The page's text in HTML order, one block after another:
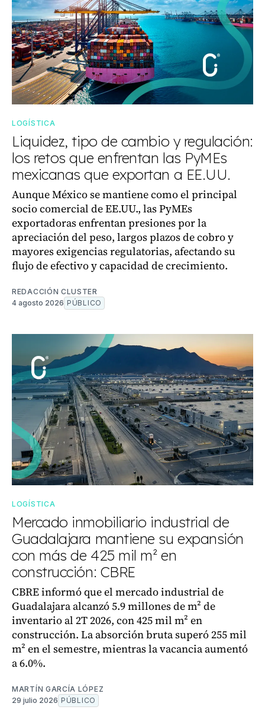
LOGÍSTICA
Liquidez, tipo de cambio y regulación:
los retos que enfrentan las PyMEs
mexicanas que exportan a EE.UU.
Aunque México se mantiene como el principal
socio comercial de EE.UU., las PyMEs
exportadoras enfrentan presiones por la
apreciación del peso, largos plazos de cobro y
mayores exigencias regulatorias, afectando su
flujo de efectivo y capacidad de crecimiento.
REDACCIÓN CLUSTER
4 agosto 2026 PÚBLICO
LOGÍSTICA
Mercado inmobiliario industrial de
Guadalajara mantiene su expansión
con más de 425 mil m² en
construcción: CBRE
CBRE informó que el mercado industrial de
Guadalajara alcanzó 5.9 millones de m² de
inventario al 2T 2026, con 425 mil m² en
construcción. La absorción bruta superó 255 mil
m² en el semestre, mientras la vacancia aumentó
a 6.0%.
MARTÍN GARCÍA LÓPEZ
29 julio 2026 PÚBLICO